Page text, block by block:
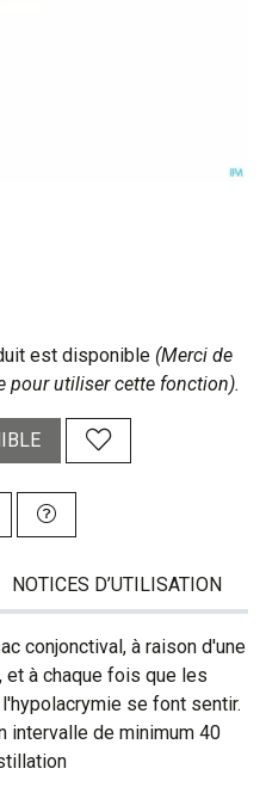
est disponible (Merci de
pour utiliser cette fonction).
NOTICES D’UTILISATION
conjonctival, à raison d'une
et à chaque fois que les
se font sentir.
intervalle de minimum 40